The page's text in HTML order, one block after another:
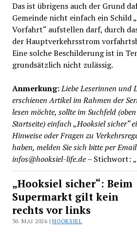
Das ist übrigens auch der Grund
Gemeinde nicht einfach ein Schild
Vorfahrt“ aufstellen darf, durch
der Hauptverkehrsstrom
Eine solche Beschilderung ist in
grundsätzlich nicht zulässig.
Anmerkung:Liebe Leserinnen und
erschienen Artikel im Rahmen der
lesen möchte, sollte im Suchfeld
Startseite) einfach „Hooksiel sicher“
Hinweise oder Fragen zu
haben, melden Sie sich bitte per
infos@hooksiel-life.de– Stichwort:
„Hooksiel sicher“: Beim
Supermarkt gilt kein
rechts vor links
30. MAI 2026 |HOOKSIEL